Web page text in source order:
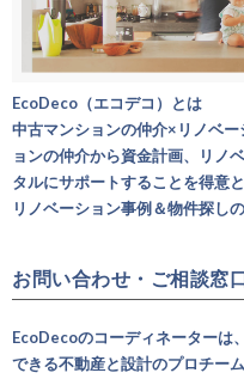
EcoDeco（エコデコ）とは
中古マンションの仲介×リノベ
ョンの仲介から資金計画、リノ
タルにサポートすることを得意
リノベーション事例＆物件探し
お問い合わせ・ご相談窓
EcoDecoのコーディネーターは
できる不動産と設計のプロチー